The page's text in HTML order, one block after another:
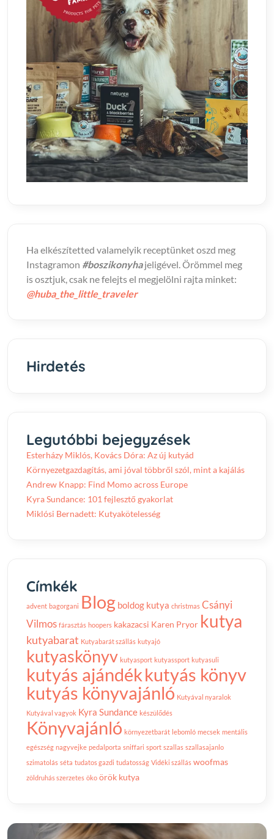
Ha elkészítetted valamelyik receptünket oszd meg
Instagramon #boszikonyhajeligével. Örömmel meg
is osztjuk, csak ne felejts el megjelölni rajta minket:
@huba_the_little_traveler
Hirdetés
Legutóbbi bejegyzések
Esterházy Miklós, Kovács Dóra: Az új kutyád
Környezetgazdagítás, ami jóval többről szól, mint a kajálás
Andrew Knapp: Find Momo across Europe
Kyra Sundance: 101 fejlesztő gyakorlat
Miklósi Bernadett: Kutyakötelesség
Címkék
advent bagorgani Blog boldog kutya christmas Csányi
Vilmos fárasztás hoopers kakazacsi Karen Pryor kutya
kutyabarat Kutyabarát szállás kutyajó
kutyaskönyv kutyasport kutyassport kutyasuli
kutyás ajándékkutyás könyv
kutyás könyvajánló Kutyával nyaralok
Kutyával vagyok Kyra Sundance készülődés
Könyvajánló környezetbarát lebomló mecsek mentális
egészség nagyvejke pedalporta sniffari sport szallas szallasajanlo
szimatolás séta tudatos gazdi tudatosság Vidéki szállás woofmas
zöldruhás szerzetes öko örök kutya